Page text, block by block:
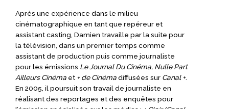
Après une expérience dans le milieu
cinématographique en tant que repéreur et
assistant casting, Damien travaille par la suite pour
la télévision, dans un premier temps comme
assistant de production puis comme journaliste
pour les émissions Le Journal Du Cinéma, Nulle Part
Ailleurs Cinémaet + de Cinémadiffusées sur Canal +.
En 2005, il poursuit son travail de journaliste en
réalisant des reportages et des enquêtes pour